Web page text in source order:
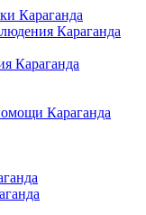
Караганда
Караганда
Караганда
Караганда